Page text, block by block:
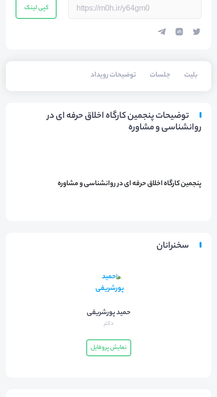
کپی لینک
بلیت‌ جلسات توضیحات رویداد
توضیحات پنجمین کارگاه اخلاق حرفه ای در
روانشناسی و مشاوره
پنجمین کارگاه اخلاق حرفه ای در روانشناسی و مشاوره
سخنرانان
حمید پورشریفی
دکتر
نمایش پروفایل